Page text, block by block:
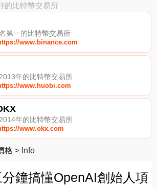
的比特幣交易所
第一的比特幣交易所
www.binance.com
年的比特幣交易所
www.huobi.com
年的比特幣交易所
www.okx.com
格 > Info
鐘搞懂OpenAI創始人項